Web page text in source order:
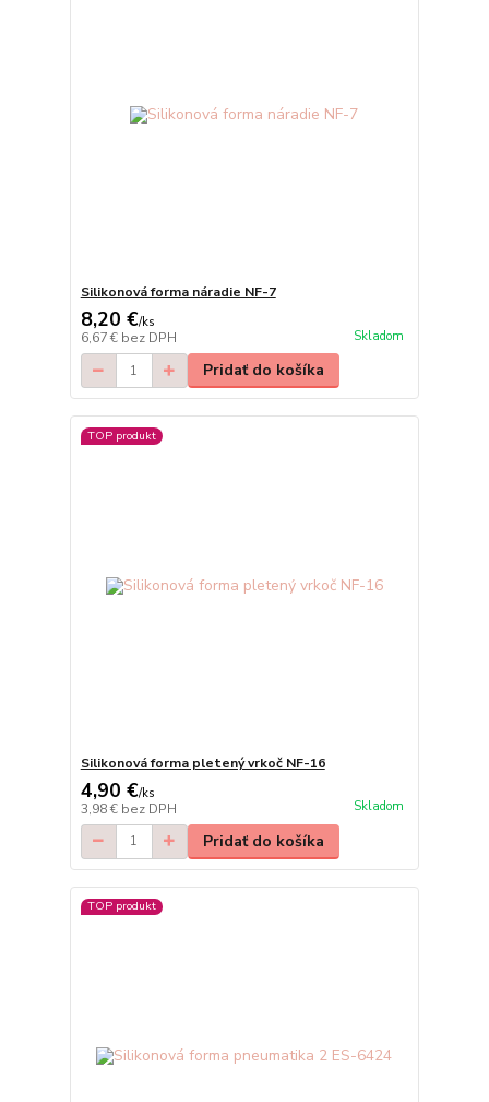
Silikonová forma náradie NF-7
8,20 €/ks
6,67 € bez DPH Skladom
Pridať do košíka
TOP produkt
Silikonová forma pletený vrkoč NF-16
4,90 €/ks
3,98 € bez DPH Skladom
Pridať do košíka
TOP produkt